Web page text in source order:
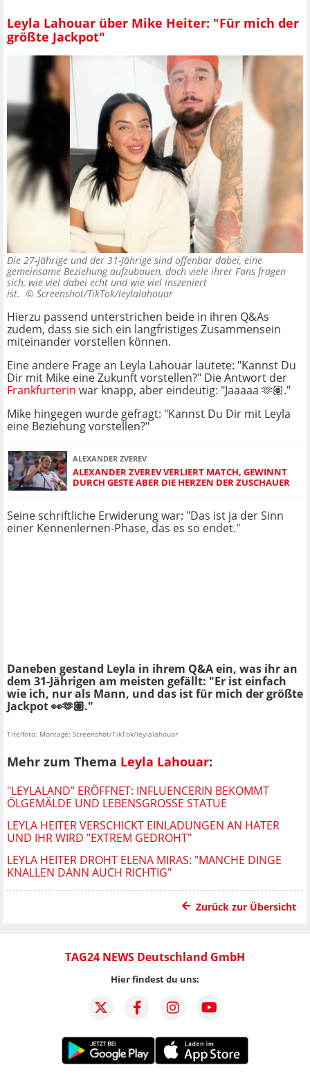
Leyla Lahouar über Mike Heiter: "Für mich der
größte Jackpot"
Die 27-Jährige und der 31-Jährige sind offenbar dabei, eine
gemeinsame Beziehung aufzubauen, doch viele ihrer Fans fragen
sich, wie viel dabei echt und wie viel inszeniert
ist. © Screenshot/TikTok/leylalahouar
Hierzu passend unterstrichen beide in ihren Q&As
zudem, dass sie sich ein langfristiges Zusammensein
miteinander vorstellen können.
Eine andere Frage an Leyla Lahouar lautete: "Kannst Du
Dir mit Mike eine Zukunft vorstellen?" Die Antwort der
Frankfurterin war knapp, aber eindeutig: "Jaaaaa 🫶🏽."
Mike hingegen wurde gefragt: "Kannst Du Dir mit Leyla
eine Beziehung vorstellen?"
ALEXANDER ZVEREV
ALEXANDER ZVEREV VERLIERT MATCH, GEWINNT
DURCH GESTE ABER DIE HERZEN DER ZUSCHAUER
Seine schriftliche Erwiderung war: "Das ist ja der Sinn
einer Kennenlernen-Phase, das es so endet."
Daneben gestand Leyla in ihrem Q&A ein, was ihr an
dem 31-Jährigen am meisten gefällt: "Er ist einfach
wie ich, nur als Mann, und das ist für mich der größte
Jackpot 👀🫶🏽."
Titelfoto: Montage: Screenshot/TikTok/leylalahouar
Mehr zum Thema Leyla Lahouar:
"LEYLALAND" ERÖFFNET: INFLUENCERIN BEKOMMT
ÖLGEMÄLDE UND LEBENSGROSSE STATUE
LEYLA HEITER VERSCHICKT EINLADUNGEN AN HATER
UND IHR WIRD "EXTREM GEDROHT"
LEYLA HEITER DROHT ELENA MIRAS: "MANCHE DINGE
KNALLEN DANN AUCH RICHTIG"
Zurück zur Übersicht
TAG24 NEWS Deutschland GmbH
Hier findest du uns: